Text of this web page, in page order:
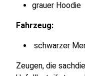
grauer Hoodie
Fahrzeug:
schwarzer
Zeugen, die